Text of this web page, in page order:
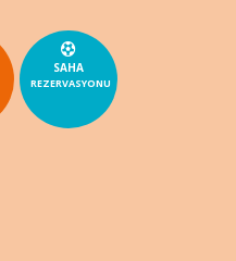
SAHA
REZERVASYONU